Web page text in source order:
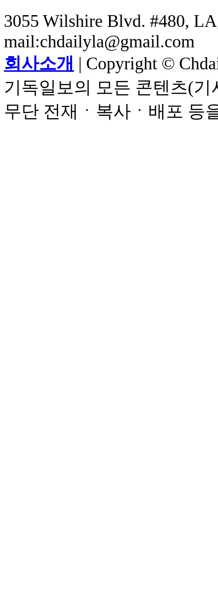
3055 Wilshire Blvd. #480,
mail:chdailyla@gmail.com
회사소개 | Copyright ©
기독일보의 모든 콘텐츠(
무단 전재ㆍ복사ㆍ배포 등